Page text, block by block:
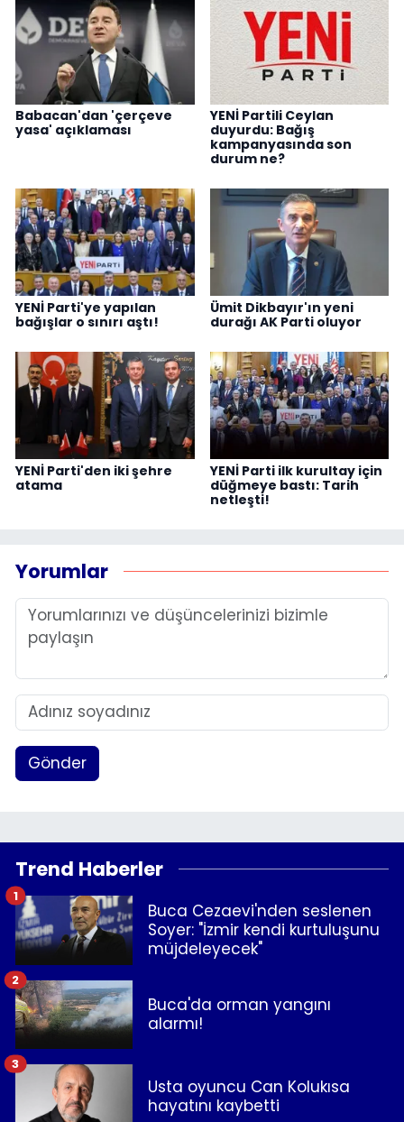
Babacan'dan 'çerçeve
yasa' açıklaması
YENİ Partili Ceylan
duyurdu: Bağış
kampanyasında son
durum ne?
YENİ Parti'ye yapılan
bağışlar o sınırı aştı!
Ümit Dikbayır'ın yeni
durağı AK Parti oluyor
YENİ Parti'den iki şehre
atama
YENİ Parti ilk kurultay için
düğmeye bastı: Tarih
netleşti!
Yorumlar
Gönder
Trend Haberler
Buca Cezaevi'nden seslenen
Soyer: "İzmir kendi kurtuluşunu
müjdeleyecek"
1
Buca'da orman yangını
alarmı!
2
Usta oyuncu Can Kolukısa
hayatını kaybetti
3